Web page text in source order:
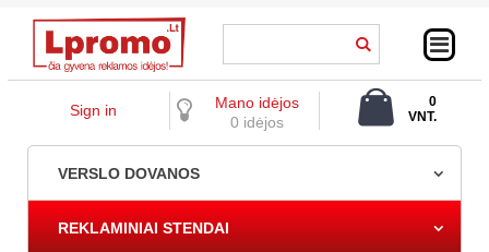
Sign in
Mano idėjos
0 idėjos
0
VNT.
VERSLO DOVANOS
REKLAMINIAI STENDAI